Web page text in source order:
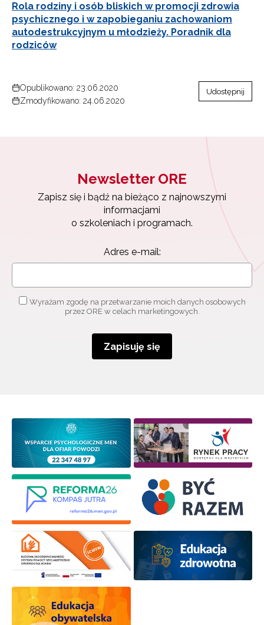
Rola rodziny i osób bliskich w promocji zdrowia
psychicznego i w zapobieganiu zachowaniom
autodestrukcyjnym u młodzieży. Poradnik dla
rodziców
Opublikowano: 23.06.2020
Zmodyfikowano: 24.06.2020
Udostępnij
Newsletter ORE
Zapisz się i bądź na bieżąco z najnowszymi
informacjami
o szkoleniach i programach.
Adres e-mail:
Wyrażam zgodę na przetwarzanie moich danych osobowych
przez ORE w celach marketingowych.
Zapisuję się